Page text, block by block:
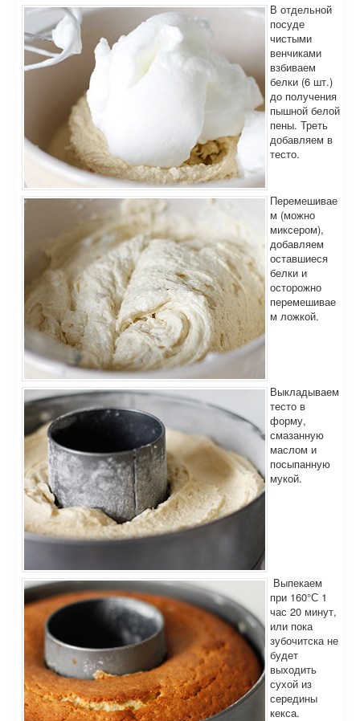
В отдельной
посуде
чистыми
венчиками
взбиваем
белки (6 шт.)
до получения
пышной белой
пены. Треть
добавляем в
тесто.
Перемешивае
м (можно
миксером),
добавляем
оставшиеся
белки и
осторожно
перемешивае
м ложкой.
Выкладываем
тесто в
форму,
смазанную
маслом и
посыпанную
мукой.
Выпекаем
при 160°С 1
час 20 минут,
или пока
зубочитска не
будет
выходить
сухой из
середины
кекса.